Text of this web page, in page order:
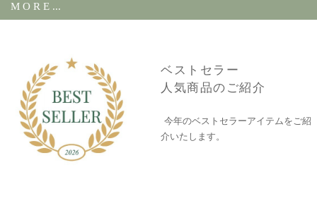
M O R E ...
ベストセラー
人気商品のご紹介
今年のベストセラーアイテムをご紹
介いたします。